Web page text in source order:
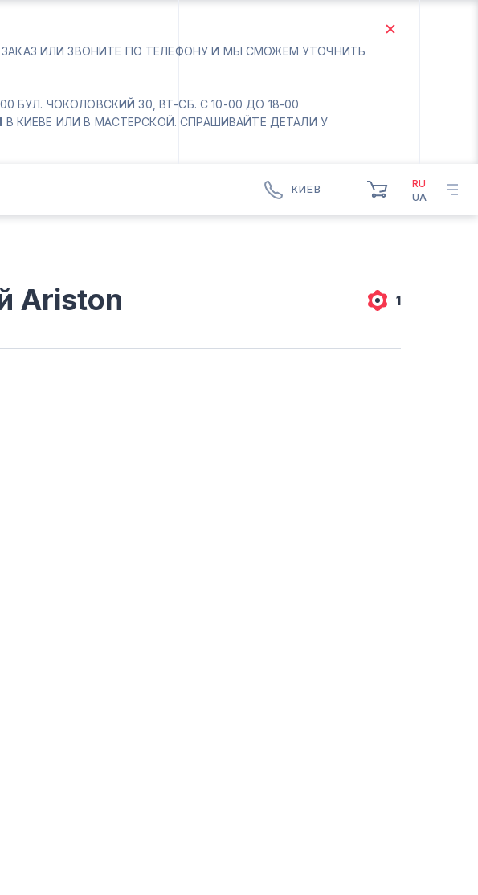
ИЛИ ЗВОНИТЕ ПО ТЕЛЕФОНУ И МЫ СМОЖЕМ УТОЧНИТЬ
БУЛ. ЧОКОЛОВСКИЙ 30, ВТ-СБ. С 10-00 ДО 18-00
В КИЕВЕ ИЛИ В МАСТЕРСКОЙ. СПРАШИВАЙТЕ ДЕТАЛИ У
КИЕВ
RU
UA
Ariston 1